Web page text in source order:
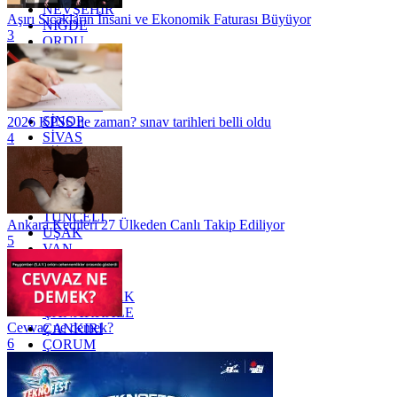
NEVŞEHİR
NİĞDE
ORDU
OSMANİYE
RİZE
SAKARYA
SAMSUN
SİNOP
SİVAS
SİİRT
TEKİRDAĞ
TOKAT
TRABZON
TUNCELİ
UŞAK
VAN
YALOVA
YOZGAT
ZONGULDAK
ÇANAKKALE
ÇANKIRI
ÇORUM
İSTANBUL
İZMİR
ŞANLIURFA
Aşırı Sıcakların İnsani ve Ekonomik Faturası Büyüyor
3
2026 KPSS ne zaman? sınav tarihleri belli oldu
4
Ankara Kedileri 27 Ülkeden Canlı Takip Ediliyor
5
Cevvaz ne demek?
6